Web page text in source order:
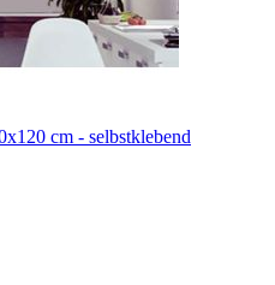
cm - selbstklebend